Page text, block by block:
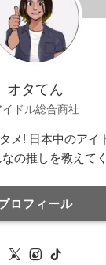
オタてん
イドル総合商社
メ! 日本中のアイ
の推しを教えて
ロフィール